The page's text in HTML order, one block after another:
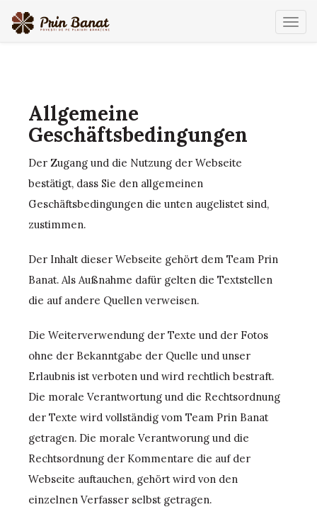
Allgemeine
Geschäftsbedingungen
Der Zugang und die Nutzung der Webseite
bestätigt, dass Sie den allgemeinen
Geschäftsbedingungen die unten augelistet sind,
zustimmen.
Der Inhalt dieser Webseite gehört dem Team Prin
Banat. Als Außnahme dafür gelten die Textstellen
die auf andere Quellen verweisen.
Die Weiterverwendung der Texte und der Fotos
ohne der Bekanntgabe der Quelle und unser
Erlaubnis ist verboten und wird rechtlich bestraft.
Die morale Verantwortung und die Rechtsordnung
der Texte wird vollständig vom Team Prin Banat
getragen. Die morale Verantworung und die
Rechtsordnung der Kommentare die auf der
Webseite auftauchen, gehört wird von den
einzelnen Verfasser selbst getragen.